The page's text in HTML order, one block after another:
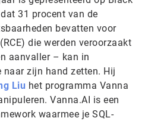
31 procent van de
bevatten voor
die werden veroorzaakt
aanvaller – kan in
zijn hand zetten. Hij
Liu het programma Vanna
Vanna.AI is een
waarmee je SQL-